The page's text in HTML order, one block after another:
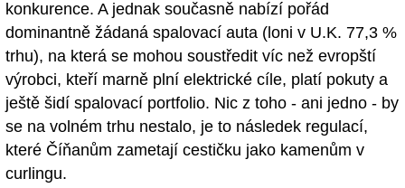
konkurence. A jednak současně nabízí pořád
dominantně žádaná spalovací auta (loni v U.K. 77,3 %
trhu), na která se mohou soustředit víc než evropští
výrobci, kteří marně plní elektrické cíle, platí pokuty a
ještě šidí spalovací portfolio. Nic z toho - ani jedno - by
se na volném trhu nestalo, je to následek regulací,
které Číňanům zametají cestičku jako kamenům v
curlingu.